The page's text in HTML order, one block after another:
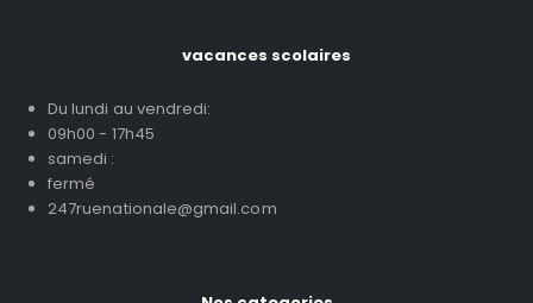
vacances scolaires
Du lundi au vendredi:
09h00 - 17h45
samedi :
fermé
247ruenationale@gmail.com